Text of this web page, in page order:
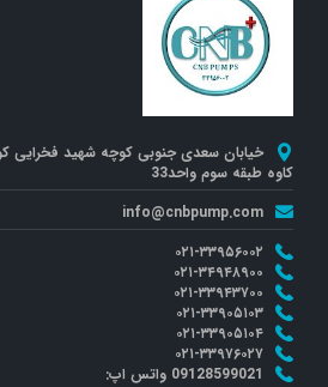
خیابان سعدی جنوبی کوچه شهید فخرایی
کاوه طبقه سوم واحد33
info@cnbpump.com
۰۲۱-۳۳۹۵۶۰۰۲
۰۲۱-۳۴۹۴۸۹۰۰
۰۲۱-۳۳۹۴۳۷۰۰
۰۲۱-۳۳۹۰۵۱۰۳
۰۲۱-۳۳۹۰۵۱۰۴
۰۲۱-۳۳۹۷۶۰۲۷
09128599021 واتس اپ: